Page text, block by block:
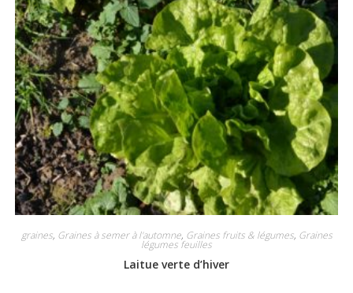
graines, Graines à semer à l'automne, Graines fruits & légumes, Graines
légumes feuilles
Laitue verte d’hiver